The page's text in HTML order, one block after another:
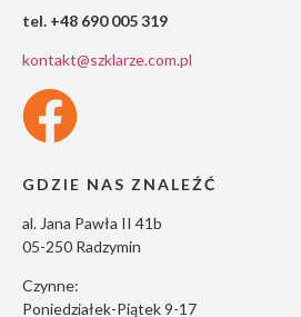
tel. +48 690 005 319
kontakt@szklarze.com.pl
GDZIE NAS ZNALEŹĆ
al. Jana Pawła II 41b
05-250 Radzymin
Czynne:
Poniedziałek-Piątek 9-17